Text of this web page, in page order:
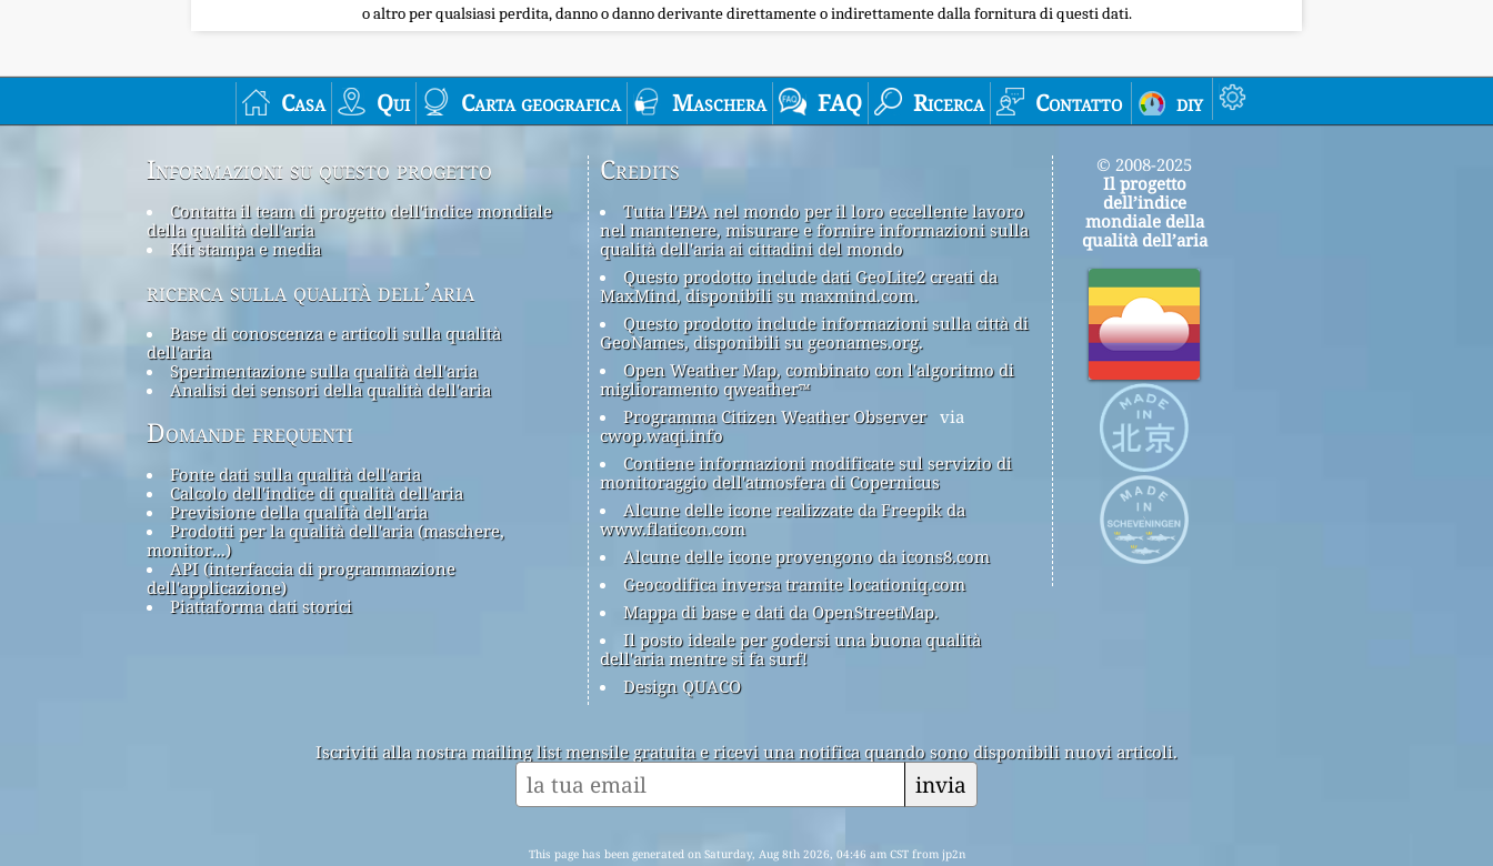
o altro per qualsiasi perdita, danno o danno derivante direttamente o indirettamente dalla fornitura di questi dati.
Casa Qui Carta geografica Maschera FAQ Ricerca Contatto diy
Informazioni su questo progetto
Contatta il team di progetto dell'indice mondiale
della qualità dell'aria
Kit stampa e media
ricerca sulla qualità dell’aria
Base di conoscenza e articoli sulla qualità
dell'aria
Sperimentazione sulla qualità dell'aria
Analisi dei sensori della qualità dell'aria
Domande frequenti
Fonte dati sulla qualità dell'aria
Calcolo dell'indice di qualità dell'aria
Previsione della qualità dell'aria
Prodotti per la qualità dell'aria (maschere,
monitor...)
API (interfaccia di programmazione
dell'applicazione)
Piattaforma dati storici
Credits
Tutta l'EPA nel mondo per il loro eccellente lavoro
nel mantenere, misurare e fornire informazioni sulla
qualità dell'aria ai cittadini del mondo
Questo prodotto include dati GeoLite2 creati da
MaxMind, disponibili su maxmind.com.
Questo prodotto include informazioni sulla città di
GeoNames, disponibili su geonames.org.
Open Weather Map, combinato con l'algoritmo di
miglioramento qweather™
Programma Citizen Weather Observer via
cwop.waqi.info
Contiene informazioni modificate sul servizio di
monitoraggio dell'atmosfera di Copernicus
Alcune delle icone realizzate da Freepik da
www.flaticon.com
Alcune delle icone provengono da icons8.com
Geocodifica inversa tramite locationiq.com
Mappa di base e dati da OpenStreetMap.
Il posto ideale per godersi una buona qualità
dell'aria mentre si fa surf!
Design QUACO
© 2008-2025
Il progetto
dell’indice
mondiale della
qualità dell’aria
Iscriviti alla nostra mailing list mensile gratuita e ricevi una notifica quando sono disponibili nuovi articoli.
invia
This page has been generated on Saturday, Aug 8th 2026, 04:46 am CST from jp2n